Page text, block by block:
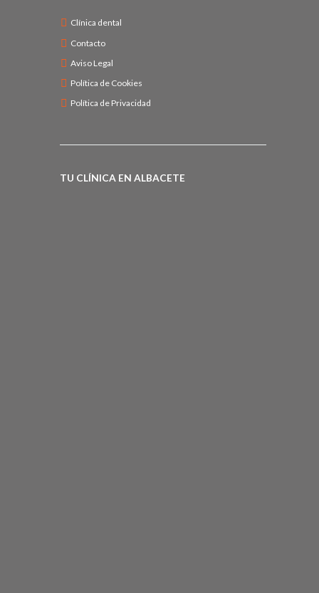
Clínica dental
Contacto
Aviso Legal
Política de Cookies
Política de Privacidad
TU CLÍNICA EN ALBACETE